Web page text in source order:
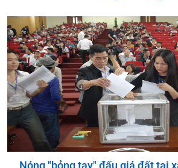
Nóng "bỏng tay" đấu giá đất tại